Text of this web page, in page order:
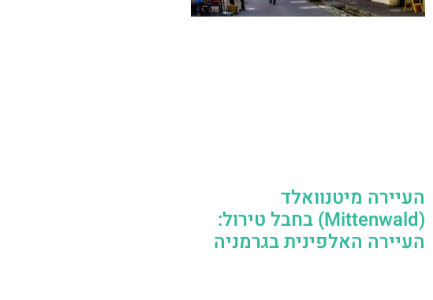
העיירה מיטנוואלד
(Mittenwald) בחבל טירול:
העיירה האלפינית בגרמניה